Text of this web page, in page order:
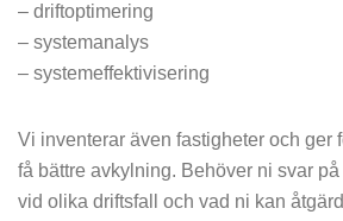
– driftoptimering
– systemanalys
– systemeffektivisering
Vi inventerar även fastigheter och ger
få bättre avkylning. Behöver ni svar
vid olika driftsfall och vad ni kan